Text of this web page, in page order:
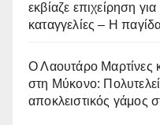
εκβίαζε επιχείρηση
καταγγελίες – Η
Ο Λαουτάρο Μαρτίνες
στη Μύκονο:
αποκλειστικός γάμος